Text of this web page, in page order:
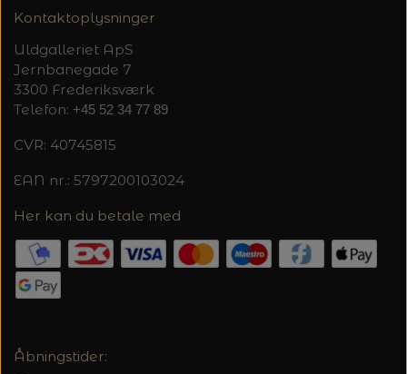
Kontaktoplysninger
Uldgalleriet ApS
Jernbanegade 7
3300 Frederiksværk
Telefon: +45 52 34 77 89
CVR: 40745815
EAN nr.: 5797200103024
Her kan du betale med
Åbningstider: